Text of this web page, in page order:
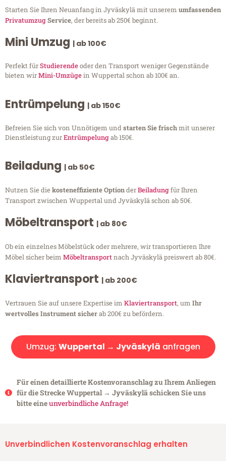
Starten Sie Ihren Neuanfang in Jyväskylä mit unserem umfassenden
PrivatumzugService, der bereits ab 250€ beginnt.
Mini Umzug | ab 100€
Perfekt fürStudierendeoder den Transport weniger Gegenstände
bieten wirMini-Umzügein Wuppertal schon ab 100€ an.
Entrümpelung | ab 150€
Befreien Sie sich von Unnötigem undstarten Sie frischmit unserer
Dienstleistung zurEntrümpelungab 150€.
Beiladung | ab 50€
Nutzen Sie diekosteneffiziente OptionderBeiladungfür Ihren
Transport zwischen Wuppertal und Jyväskylä schon ab 50€.
Möbeltransport | ab 80€
Ob ein einzelnes Möbelstück oder mehrere, wir transportieren Ihre
Möbel sicher beim Möbeltransportnach Jyväskylä preiswert ab 80€.
Klaviertransport | ab 200€
Vertrauen Sie auf unsere Expertise im Klaviertransport, um Ihr
wertvolles Instrument sicherab 200€ zu befördern.
Umzug: Wuppertal → Jyväskylä anfragen
Für einen detaillierte Kostenvoranschlag zu Ihrem Anliegen
für die Strecke Wuppertal → Jyväskylä schicken Sie uns
bitte eineunverbindliche Anfrage!
Unverbindlichen Kostenvoranschlag erhalten